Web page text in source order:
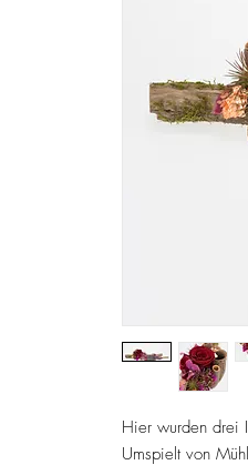
Hier wurden drei
Umspielt von